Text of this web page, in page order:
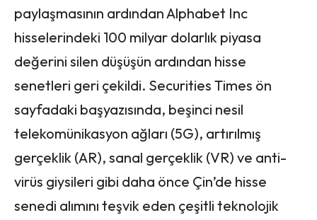
paylaşmasının ardından Alphabet Inc
hisselerindeki 100 milyar dolarlık piyasa
değerini silen düşüşün ardından hisse
senetleri geri çekildi. Securities Times ön
sayfadaki başyazısında, beşinci nesil
telekomünikasyon ağları (5G), artırılmış
gerçeklik (AR), sanal gerçeklik (VR) ve anti-
virüs giysileri gibi daha önce Çin’de hisse
senedi alımını teşvik eden çeşitli teknolojik